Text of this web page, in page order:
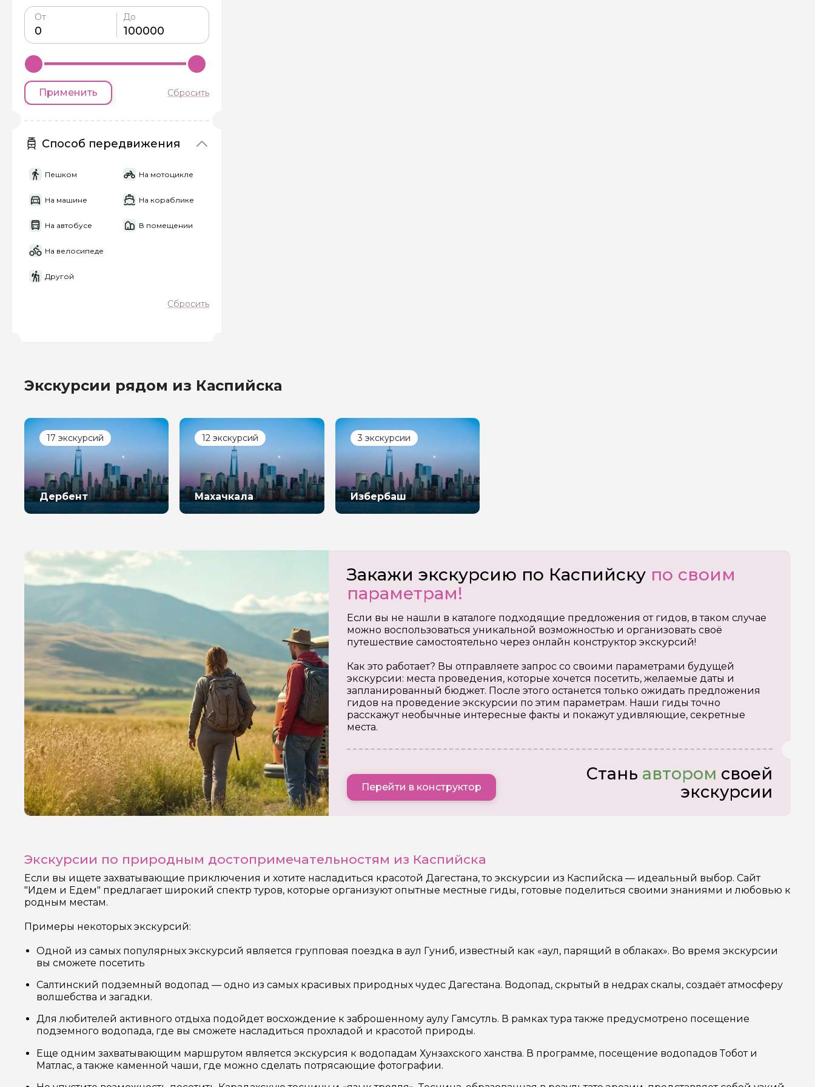
От До
Применить Сбросить
Способ передвижения
Пешком На мотоцикле
На машине На кораблике
На автобусе В помещении
На велосипеде
Другой
Сбросить
Экскурсии рядом из Каспийска
17 экскурсий
Дербент
12 экскурсий
Махачкала
3 экскурсии
Избербаш
Закажи экскурсию по Каспийску по своим
параметрам!
Если вы не нашли в каталоге подходящие предложения от гидов, в таком случае
можно воспользоваться уникальной возможностью и организовать своё
путешествие самостоятельно через онлайн конструктор экскурсий!
Как это работает? Вы отправляете запрос со своими параметрами будущей
экскурсии: места проведения, которые хочется посетить, желаемые даты и
запланированный бюджет. После этого останется только ожидать предложения
гидов на проведение экскурсии по этим параметрам. Наши гиды точно
расскажут необычные интересные факты и покажут удивляющие, секретные
места.
Перейти в конструктор
Стань автором своей
экскурсии
Экскурсии по природным достопримечательностям из Каспийска
Если вы ищете захватывающие приключения и хотите насладиться красотой Дагестана, то экскурсии из Каспийска — идеальный выбор. Сайт
"Идем и Едем" предлагает широкий спектр туров, которые организуют опытные местные гиды, готовые поделиться своими знаниями и любовью к
родным местам.
Примеры некоторых экскурсий:
Одной из самых популярных экскурсий является групповая поездка в аул Гуниб, известный как «аул, парящий в облаках». Во время экскурсии
вы сможете посетить
Салтинский подземный водопад — одно из самых красивых природных чудес Дагестана. Водопад, скрытый в недрах скалы, создаёт атмосферу
волшебства и загадки.
Для любителей активного отдыха подойдет восхождение к заброшенному аулу Гамсутль. В рамках тура также предусмотрено посещение
подземного водопада, где вы сможете насладиться прохладой и красотой природы.
Еще одним захватывающим маршрутом является экскурсия к водопадам Хунзахского ханства. В программе, посещение водопадов Тобот и
Матлас, а также каменной чаши, где можно сделать потрясающие фотографии.
Отправить